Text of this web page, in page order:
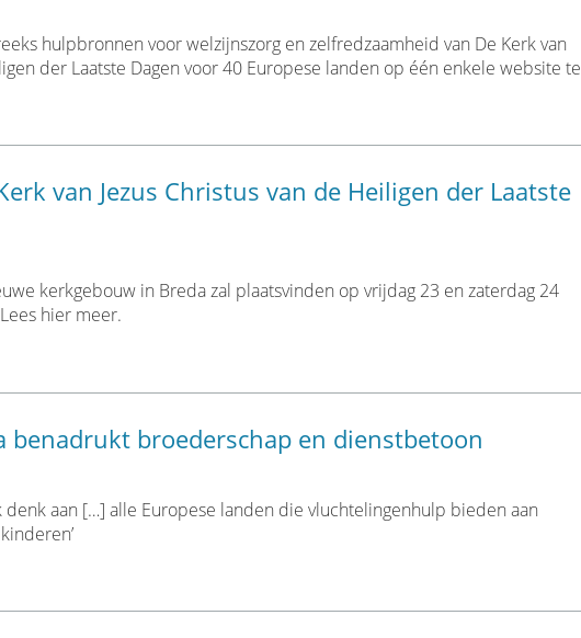
hulpbronnen voor welzijnszorg en zelfredzaamheid van De Kerk van
der Laatste Dagen voor 40 Europese landen op één enkele website te
van Jezus Christus van de Heiligen der Laatste
kerkgebouw in Breda zal plaatsvinden op vrijdag 23 en zaterdag 24
hier meer.
benadrukt broederschap en dienstbetoon
denk aan […] alle Europese landen die vluchtelingenhulp bieden aan